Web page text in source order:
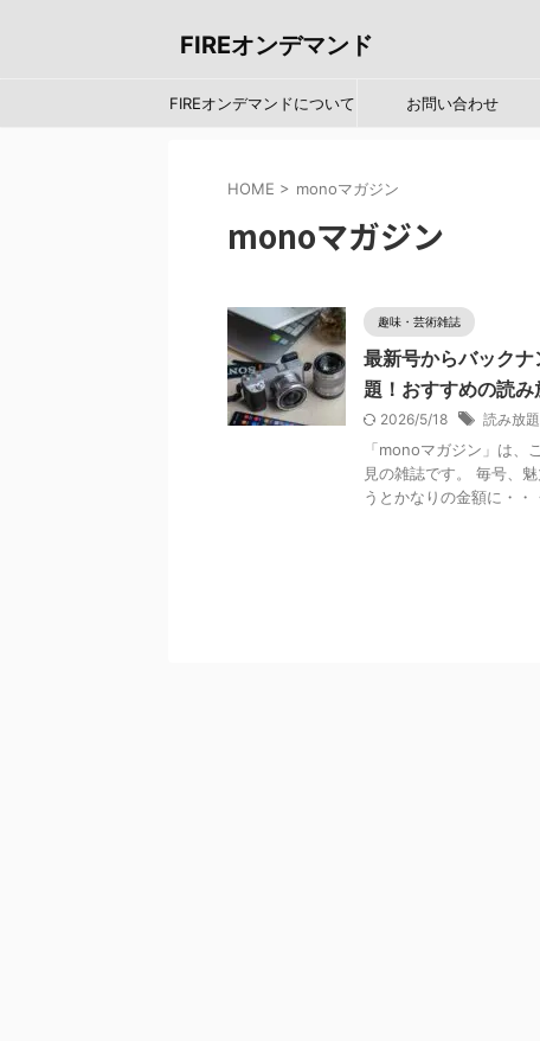
FIREオンデマンド
FIREオンデマンドについて お問い合わせ
HOME > monoマガジン
monoマガジン
趣味・芸術雑誌
最新号からバック
題！おすすめの読
2026/5/18 読み放題
「monoマガジン」は、
見の雑誌です。 毎号、
うとかなりの金額に・・